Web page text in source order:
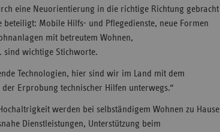
eine Neuorientierung in die richtige Richtung gebracht
Mobile Hilfs- und Pflegedienste, neue Formen
mit betreutem Wohnen,
sind wichtige Stichworte.
Technologien, hier sind wir im Land mit dem
Erprobung technischer Hilfen unterwegs.“
werden bei selbständigem Wohnen zu Hause
Dienstleistungen, Unterstützung beim